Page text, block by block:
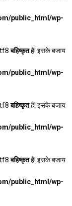
public_html/wp-
बहिष्कृतहै! इसके बजाय
public_html/wp-
बहिष्कृतहै! इसके बजाय
public_html/wp-
बहिष्कृतहै! इसके बजाय
public_html/wp-